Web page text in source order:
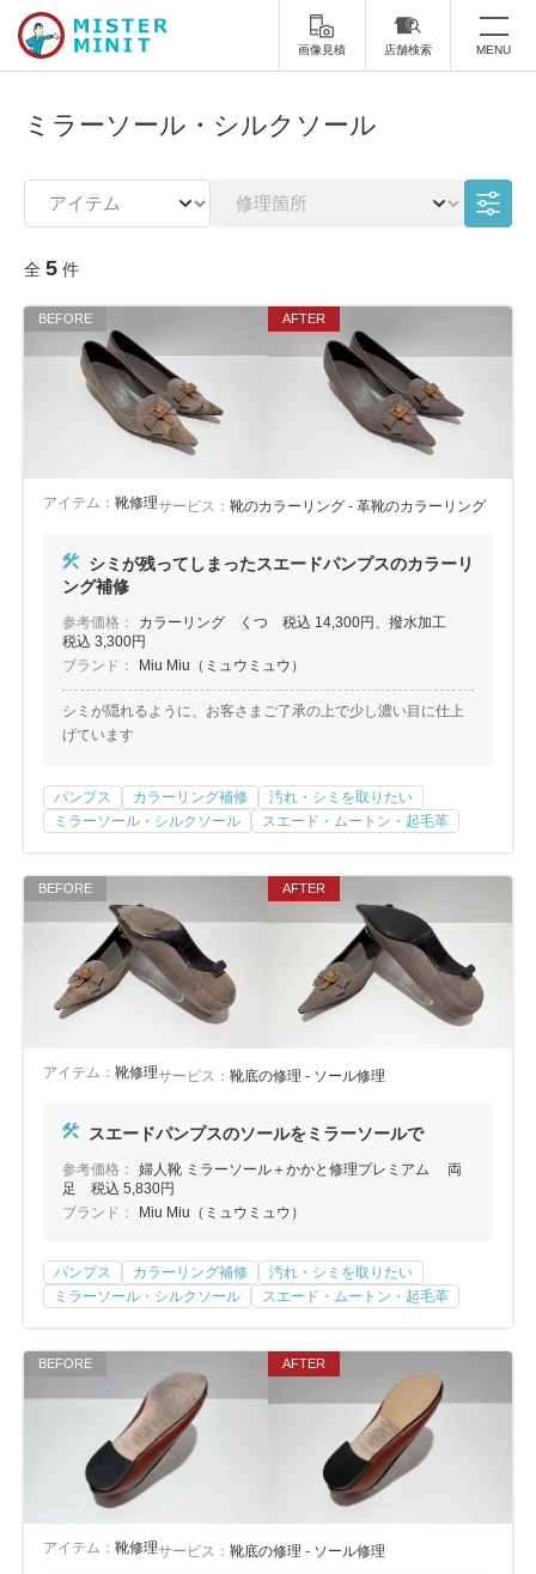
画像見積 店舗検索 MENU
スーツケース修理
スニーカー修理 靴磨き
カバンの修理 時計修理・電池交換
店舗を探す
オンライン修理見積もりサービス（配送修理）
よくあるご質問
採用情報
ミラーソール・シルクソール
全 5 件
アイテム： 靴修理サービス： 靴のカラーリング - 革靴のカラーリング
シミが残ってしまったスエードパンプスのカラーリ
ング補修
参考価格：
カラーリング くつ 税込 14,300円、撥水加工
税込 3,300円
ブランド：
Miu Miu（ミュウミュウ）
シミが隠れるように、お客さまご了承の上で少し濃い目に仕上
げています
パンプス カラーリング補修
汚れ・シミを取りたい
ミラーソール・シルクソール
スエード・ムートン・起毛革
アイテム： 靴修理サービス： 靴底の修理 - ソール修理
スエードパンプスのソールをミラーソールで
参考価格：
婦人靴 ミラーソール＋かかと修理プレミアム 両
足 税込 5,830円
ブランド：
Miu Miu（ミュウミュウ）
パンプス カラーリング補修
汚れ・シミを取りたい
ミラーソール・シルクソール
スエード・ムートン・起毛革
アイテム： 靴修理サービス： 靴底の修理 - ソール修理